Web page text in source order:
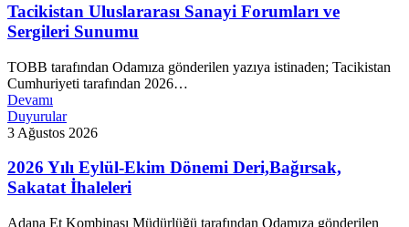
Tacikistan Uluslararası Sanayi Forumları ve
Sergileri Sunumu
TOBB tarafından Odamıza gönderilen yazıya istinaden; Tacikistan
Cumhuriyeti tarafından 2026…
Devamı
Duyurular
3 Ağustos 2026
2026 Yılı Eylül-Ekim Dönemi Deri,Bağırsak,
Sakatat İhaleleri
Adana Et Kombinası Müdürlüğü tarafından Odamıza gönderilen